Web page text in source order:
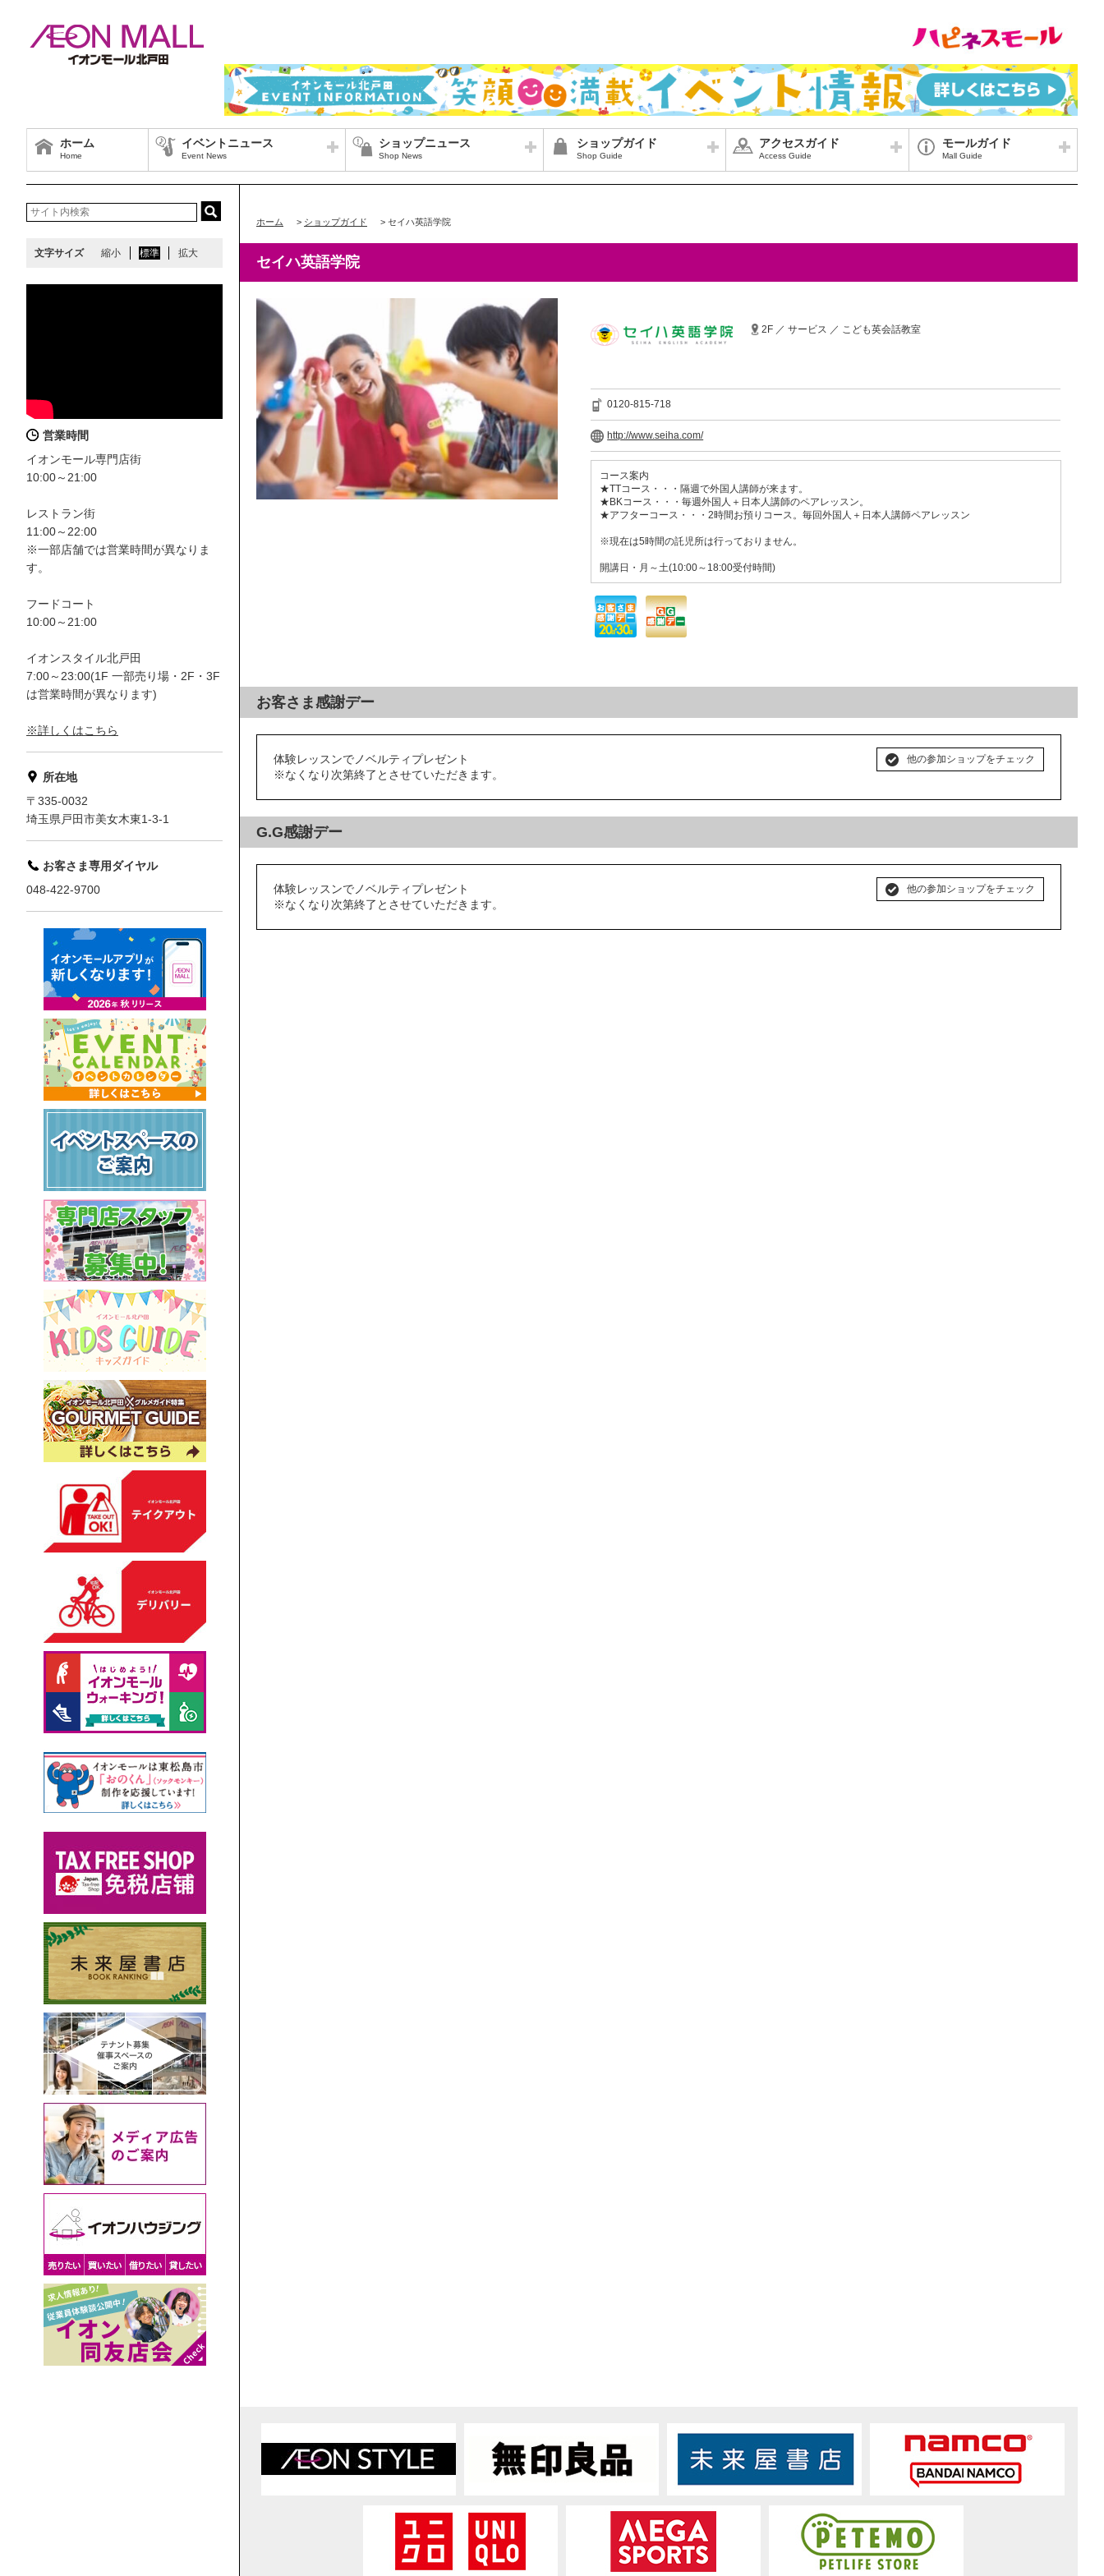
ホーム
Home
イベントニュース
Event News
ショップニュース
Shop News
ショップガイド
Shop Guide
アクセスガイド
Access Guide
モールガイド
Mall Guide
ホーム > ショップガイド > セイハ英語学院
セイハ英語学院
2F ／ サービス ／ こども英会話教室
0120-815-718
http://www.seiha.com/
コース案内
★TTコース・・・隔週で外国人講師が来ます。
★BKコース・・・毎週外国人＋日本人講師のペアレッスン。
★アフターコース・・・2時間お預りコース。毎回外国人＋日本人講師ペアレッスン
※現在は5時間の託児所は行っておりません。
開講日・月～土(10:00～18:00受付時間)
お客さま感謝デー
体験レッスンでノベルティプレゼント
※なくなり次第終了とさせていただきます。
他の参加ショップをチェック
G.G感謝デー
体験レッスンでノベルティプレゼント
※なくなり次第終了とさせていただきます。
他の参加ショップをチェック
文字サイズ 縮小 標準 拡大
営業時間
イオンモール専門店街
10:00～21:00
レストラン街
11:00～22:00
※一部店舗では営業時間が異なりま
す。
フードコート
10:00～21:00
イオンスタイル北戸田
7:00～23:00(1F 一部売り場・2F・3F
は営業時間が異なります)
※詳しくはこちら
所在地
〒335-0032
埼玉県戸田市美女木東1-3-1
お客さま専用ダイヤル
048-422-9700